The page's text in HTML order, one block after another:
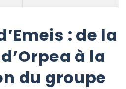
: de la
à la
du groupe